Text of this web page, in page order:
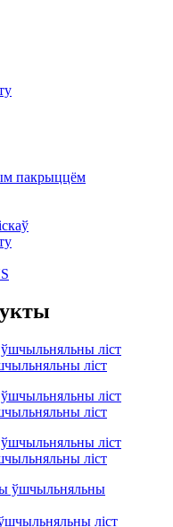
пакрыццём
ліст
ліст
ліст
ліст